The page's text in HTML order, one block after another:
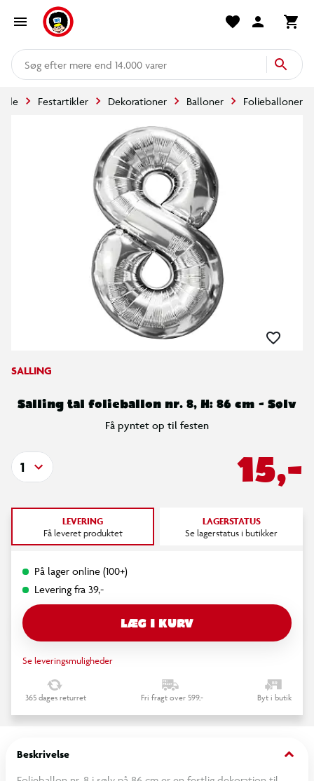
mere end 14.000 varer
Festartikler Dekorationer Balloner Folieballoner
SALLING
Salling tal folieballon nr. 8, H: 86 cm - Sølv
Få pyntet op til festen
15,-
1
LEVERING
Få leveret produktet
LAGERSTATUS
Se lagerstatus i butikker
På lager online (100+)
Levering fra 39,-
LÆG I KURV
Se leveringsmuligheder
365 dages returret Fri fragt over 599,- Byt i butik
Beskrivelse keyboard_arrow_down